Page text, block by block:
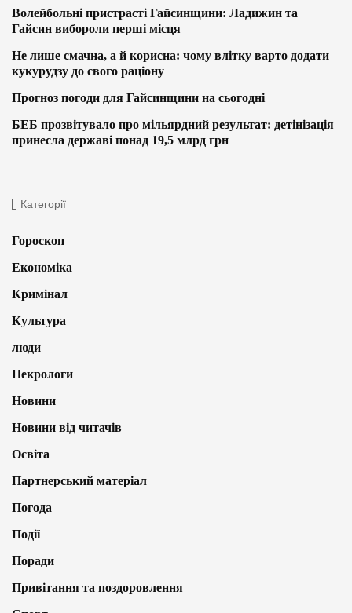
Волейбольні пристрасті Гайсинщини: Ладижин та
Гайсин вибороли перші місця
Не лише смачна, а й корисна: чому влітку варто додати
кукурудзу до свого раціону
Прогноз погоди для Гайсинщини на сьогодні
БЕБ прозвітувало про мільярдний результат: детінізація
принесла державі понад 19,5 млрд грн
Категорії
Гороскоп
Економіка
Кримінал
Культура
люди
Некрологи
Новини
Новини від читачів
Освіта
Партнерський матеріал
Погода
Події
Поради
Привітання та поздоровлення